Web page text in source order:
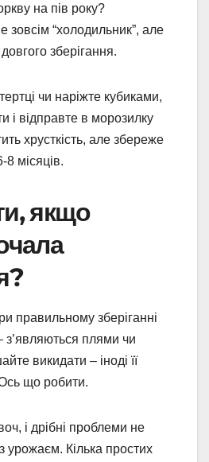
на пів року?
зовсім “холодильник”, але
зберігання.
чи наріжте кубиками,
і відправте в морозилку
хрусткість, але збереже
8 місяців.
якщо
правильному зберіганні
з’являються плями чи
викидати – іноді її
що робити.
і дрібні проблеми не
урожаєм. Кілька простих